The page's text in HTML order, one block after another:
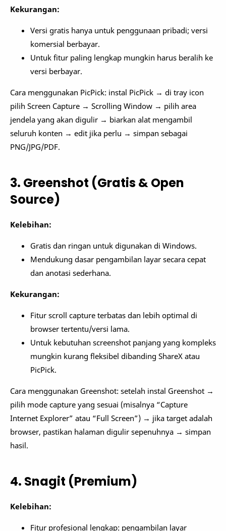
Kekurangan:
Versi gratis hanya untuk penggunaan pribadi; versi
komersial berbayar.
Untuk fitur paling lengkap mungkin harus beralih ke
versi berbayar.
Cara menggunakan PicPick: instal PicPick → di tray icon
pilih Screen Capture → Scrolling Window → pilih area
jendela yang akan digulir → biarkan alat mengambil
seluruh konten → edit jika perlu → simpan sebagai
PNG/JPG/PDF.
3. Greenshot (Gratis & Open
Source)
Kelebihan:
Gratis dan ringan untuk digunakan di Windows.
Mendukung dasar pengambilan layar secara cepat
dan anotasi sederhana.
Kekurangan:
Fitur scroll capture terbatas dan lebih optimal di
browser tertentu/versi lama.
Untuk kebutuhan screenshot panjang yang kompleks
mungkin kurang fleksibel dibanding ShareX atau
PicPick.
Cara menggunakan Greenshot: setelah instal Greenshot →
pilih mode capture yang sesuai (misalnya “Capture
Internet Explorer” atau “Full Screen”) → jika target adalah
browser, pastikan halaman digulir sepenuhnya → simpan
hasil.
4. Snagit (Premium)
Kelebihan:
Fitur profesional lengkap: pengambilan layar